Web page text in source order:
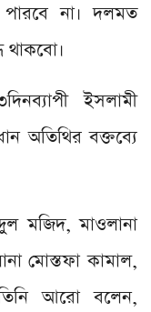
না। দলমত
থাকবো।
ইসলামী
অতিথির বক্তব্যে
মজিদ, মাওলানা
মোস্তফা কামাল,
আরো বলেন,